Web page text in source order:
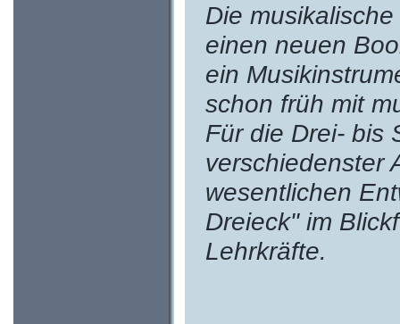
Die
einen neuen
ein
schon früh mit
Für die Drei- bis
verschiedenster
wesentlichen
Dreieck" im
Lehrkräfte.